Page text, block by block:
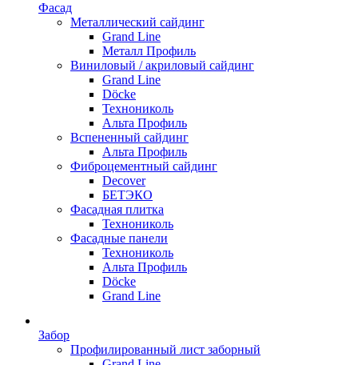
Фасад
Металлический сайдинг
Grand Line
Металл Профиль
Виниловый / акриловый сайдинг
Grand Line
Döсkе
Технониколь
Альта Профиль
Вспененный сайдинг
Альта Профиль
Фиброцементный сайдинг
Decover
БЕТЭКО
Фасадная плитка
Технониколь
Фасадные панели
Технониколь
Альта Профиль
Döсkе
Grand Line
Забор
Профилированный лист заборный